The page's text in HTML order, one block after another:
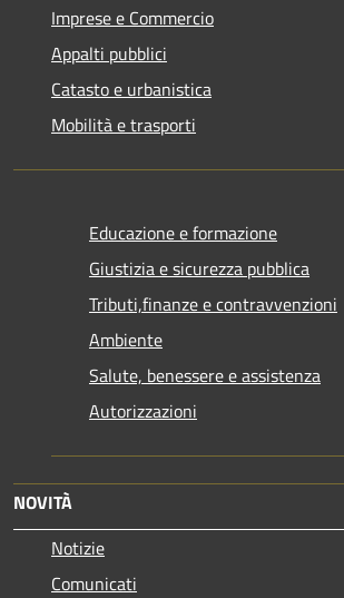
Imprese e Commercio
Appalti pubblici
Catasto e urbanistica
Mobilità e trasporti
Educazione e formazione
Giustizia e sicurezza pubblica
Tributi,finanze e contravvenzioni
Ambiente
Salute, benessere e assistenza
Autorizzazioni
NOVITÀ
Notizie
Comunicati